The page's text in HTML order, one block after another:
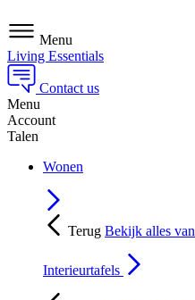
Menu
Living Essentials
Contact us
Menu
Account
Talen
Wonen
Terug Bekijk alles van
Interieurtafels